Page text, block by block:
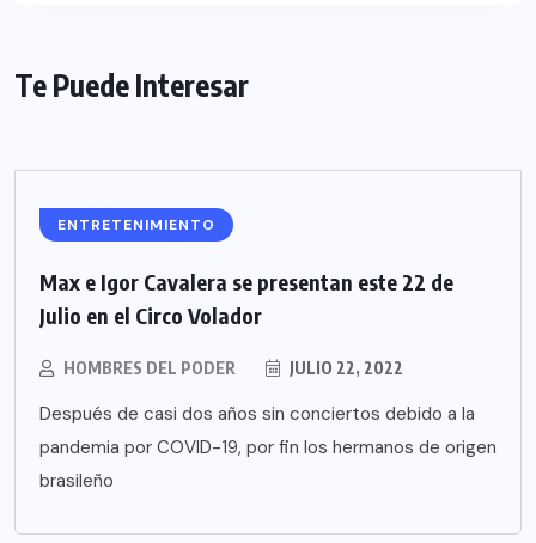
Te Puede Interesar
ENTRETENIMIENTO
Max e Igor Cavalera se presentan este 22 de
Julio en el Circo Volador
HOMBRES DEL PODER JULIO 22, 2022
Después de casi dos años sin conciertos debido a la
pandemia por COVID-19, por fin los hermanos de origen
brasileño